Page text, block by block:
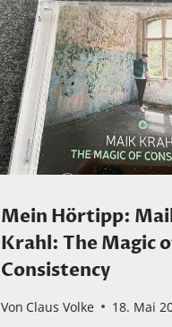
Mein Hörtipp:
Krahl: The Magic
Consistency
Von Claus Volke 18. Mai